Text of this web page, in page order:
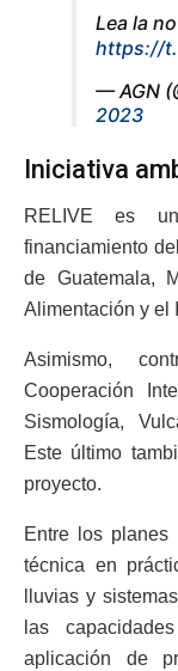
Lea la
https://
— AGN
2023
Iniciativa
RELIVE es
financiamiento
de Guatemala,
Alimentación y el
Asimismo,
Cooperación
Sismología,
Este último
proyecto.
Entre los
técnica en
lluvias y
las
aplicación de